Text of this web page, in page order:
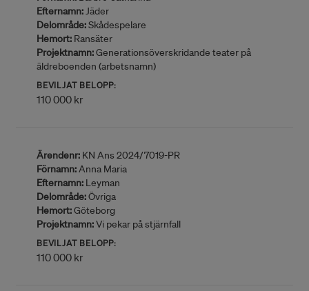
Efternamn:Jäder
Delområde:Skådespelare
Hemort: Ransäter
Projektnamn:Generationsöverskridande teater på
äldreboenden (arbetsnamn)
BEVILJAT BELOPP:
110 000 kr
Ärendenr: KN Ans 2024/7019-PR
Förnamn:Anna Maria
Efternamn: Leyman
Delområde:Övriga
Hemort:Göteborg
Projektnamn:Vi pekar på stjärnfall
BEVILJAT BELOPP:
110 000 kr